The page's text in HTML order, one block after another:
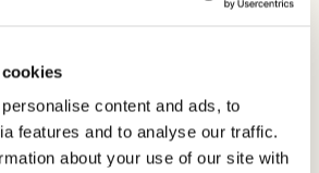
content and ads, to
features and to analyse our traffic.
about your use of our site with
della pianta.
il prodotto esercita un effetto
crescita vegetativa,PLURAMIN
favorire l’espansione cellulare e
organi di riserva, fungendo da